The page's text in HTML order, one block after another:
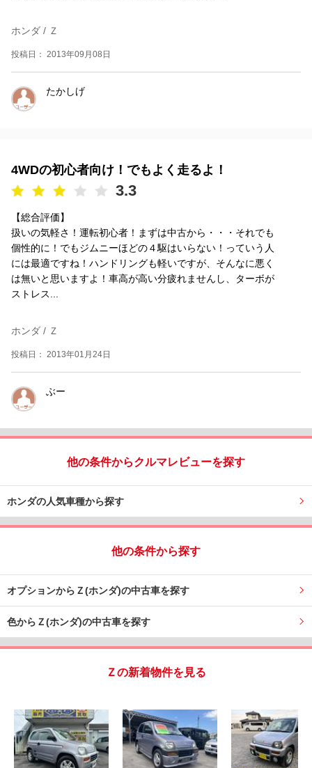
ホンダ / Ｚ
投稿日： 2013年09月08日
たかしげ
4WDの初心者向け！でもよく走るよ！
3.3
【総合評価】
扱いの気軽さ！運転初心者！まずは中古から・・・それでも
個性的に！でもジムニーほどの４駆はいらない！っていう人
には最適ですね！ハンドリングも軽いですが、そんなに悪く
は無いと思いますよ！車高が高い分疲れませんし、ターボが
ストレス...
ホンダ / Ｚ
投稿日： 2013年01月24日
ぶー
他の条件からクルマレビューを探す
ホンダの人気車種から探す
他の条件から探す
オプションからＺ(ホンダ)の中古車を探す
色からＺ(ホンダ)の中古車を探す
Ｚの新着物件を見る